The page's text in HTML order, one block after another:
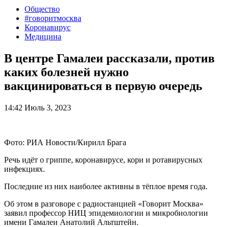
Общество
#говоритмосква
Коронавирус
Медицина
В центре Гамалеи рассказали, против
каких болезней нужно
вакцинироваться в первую очередь
14:42 Июль 3, 2023
Фото: РИА Новости/Кирилл Брага
Речь идёт о гриппе, коронавирусе, кори и ротавирусных
инфекциях.
Последние из них наиболее активны в тёплое время года.
Об этом в разговоре с радиостанцией «Говорит Москва»
заявил профессор НИЦ эпидемиологии и микробиологии
имени Гамалеи Анатолий Альтштейн.